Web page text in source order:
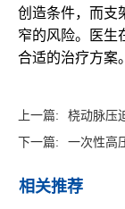
创造条件，而支
窄的风险。医生
合适的治疗方案。
上一篇:
桡动脉压
下一篇:
一次性高
相关推荐